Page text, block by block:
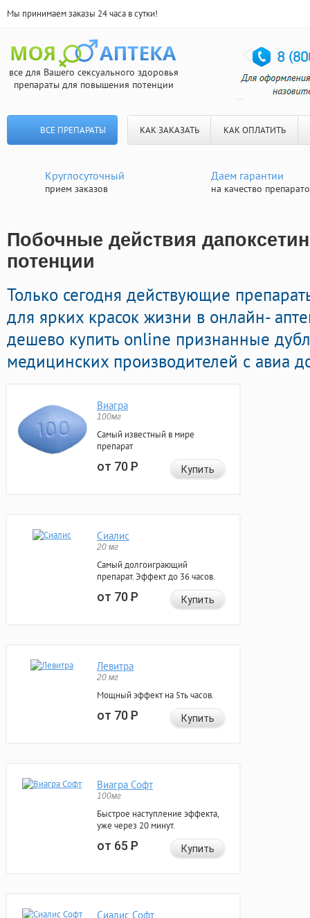
Мы принимаем заказы 24 часа в сутки!
все для Вашего сексуального здоровья
препараты для повышения потенции
ВСЕ ПРЕПАРАТЫ КАК ЗАКАЗАТЬ КАК ОПЛАТИТЬ
Круглосуточный
прием заказов
Даем гарантии
на качество
Побочные действия
потенции
Только сегодня действующие
для ярких красок жизни в онлайн-
дешево купить online признанные
медицинских производителей с авиа
Виагра
100мг
Самый известный в мире
препарат
от 70Р Купить
Сиалис
20 мг
Самый долгоиграющий
препарат. Эффект до 36 часов.
от 70Р Купить
Левитра
20 мг
Мощный эффект на 5ть часов.
от 70Р Купить
Виагра Софт
100мг
Быстрое наступление эффекта,
уже через 20 минут.
от 65Р Купить
Сиалис Софт